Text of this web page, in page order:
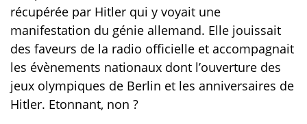
récupérée par Hitler qui y voyait une
manifestation du génie allemand. Elle jouissait
des faveurs de la radio officielle et accompagnait
les évènements nationaux dont l’ouverture des
jeux olympiques de Berlin et les anniversaires de
Hitler. Etonnant, non ?